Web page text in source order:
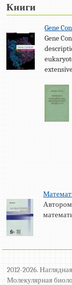
Книги
Gene
Gene
Автором
2012-2026.
Молекулярная